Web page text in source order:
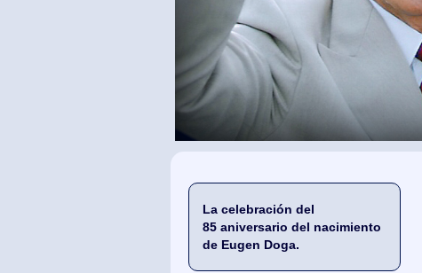
La celebración del
85 aniversario del nacimiento
de Eugen Doga.